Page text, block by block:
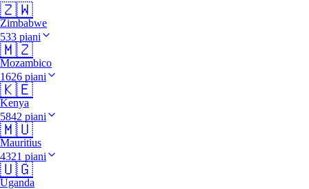
🇿🇼
Zimbabwe
533 piani
🇲🇿
Mozambico
1626 piani
🇰🇪
Kenya
5842 piani
🇲🇺
Mauritius
4321 piani
🇺🇬
Uganda